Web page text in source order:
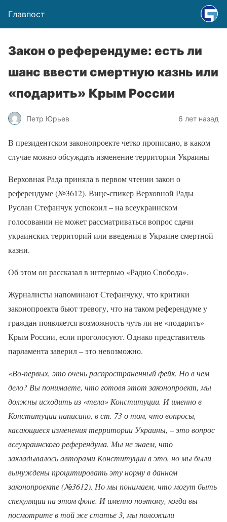
Главпост
Закон о референдуме: есть ли
шанс ввести смертную казнь или
«подарить» Крым России
Петр Юрьев 6 лет назад
В президентском законопроекте четко прописано, в каком
случае можно обсуждать изменение территории Украины
Верховная Рада приняла в первом чтении закон о
референдуме (№3612). Вице-спикер Верховной Рады
Руслан Стефанчук успокоил – на всеукраинском
голосовании не может рассматриваться вопрос сдачи
украинских территорий или введения в Украине смертной
казни.
Об этом он рассказал в интервью «Радио Свобода».
Журналисты напоминают Стефанчуку, что критики
законопроекта бьют тревогу, что на таком референдуме у
граждан появляется возможность чуть ли не «подарить»
Крым России, если проголосуют. Однако представитель
парламента заверил – это невозможно.
«Во-первых, это очень распространенный фейк. Но в чем
дело? Вы понимаете, что готовя этот законопроект, мы
должны исходить из «тела» Конституции. И именно в
Конституции написано, в ст. 73 о том, что вопросы,
касающиеся изменения территории Украины, – это вопрос
всеукраинского референдума. Мы не знаем, что
закладывалось авторами Конституции в это, но мы были
вынуждены процитировать эту норму в данном
законопроекте (№3612). Но мы понимаем, что могут быть
спекуляции на этом фоне. И именно поэтому, когда вы
посмотрите в той же статье 3, мы положили